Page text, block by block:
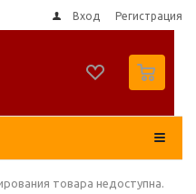
Вход Регистрация
товара недоступна.